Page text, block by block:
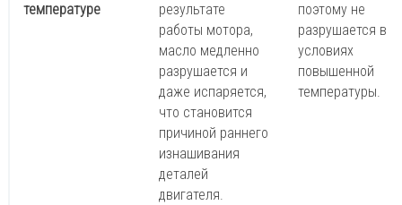
температуре
результате
работы мотора,
масло медленно
разрушается и
даже испаряется,
что становится
причиной раннего
изнашивания
деталей
двигателя.
поэтому не
разрушается в
условиях
повышенной
температуры.